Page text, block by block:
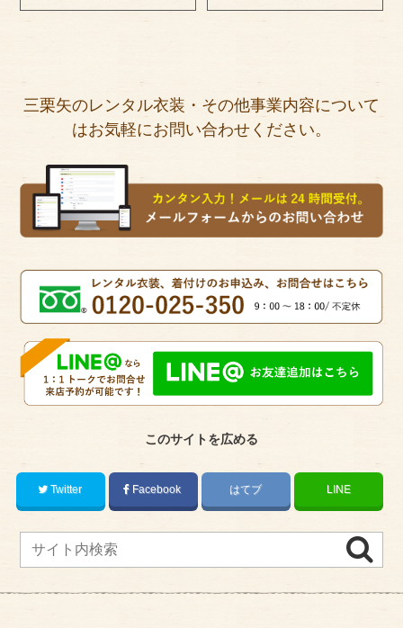
三栗矢のレンタル衣装・その他事業内容について
はお気軽にお問い合わせください。
このサイトを広める
Twitter Facebook はてブ LINE